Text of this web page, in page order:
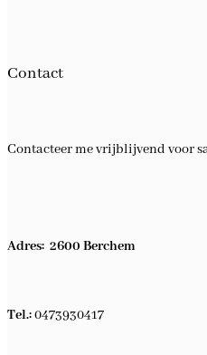
Contact
Contacteer me vrijblijvend voor
Adres: 2600 Berchem
Tel.:0473930417